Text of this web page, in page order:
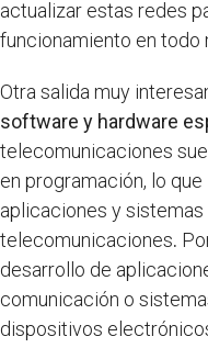
actualizar estas redes
funcionamiento en todo
Otra salida muy
software y hardware
telecomunicaciones
en programación, lo
aplicaciones y
telecomunicaciones.
desarrollo de
comunicación o
dispositivos